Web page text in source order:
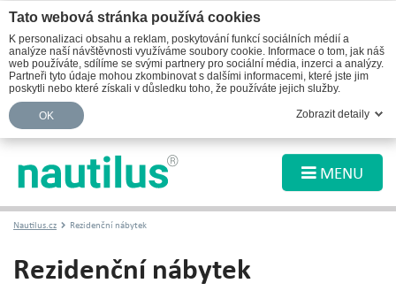
MENU
Nautilus.cz Rezidenční nábytek
Rezidenční nábytek
Tato webová stránka používá cookies
K personalizaci obsahu a reklam, poskytování funkcí sociálních médií a
analýze naší návštěvnosti využíváme soubory cookie. Informace o tom, jak náš
web používáte, sdílíme se svými partnery pro sociální média, inzerci a analýzy.
Partneři tyto údaje mohou zkombinovat s dalšími informacemi, které jste jim
poskytli nebo které získali v důsledku toho, že používáte jejich služby.
OK Zobrazit detaily